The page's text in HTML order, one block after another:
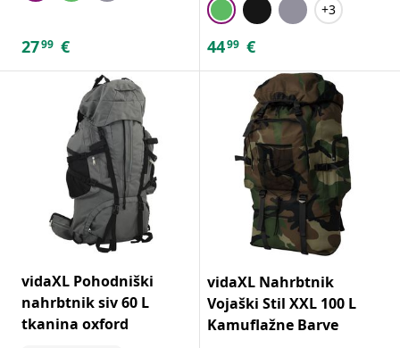
2799 €
+3
4499 €
vidaXL Pohodniški
nahrbtnik siv 60 L
tkanina oxford
vidaXL Nahrbtnik
Vojaški Stil XXL 100 L
Kamuflažne Barve